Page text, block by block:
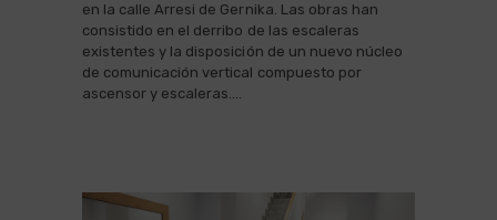
en la calle Arresi de Gernika. Las obras han
consistido en el derribo de las escaleras
existentes y la disposición de un nuevo núcleo
de comunicación vertical compuesto por
ascensor y escaleras.…